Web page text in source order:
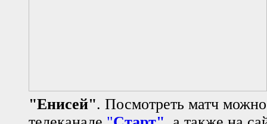
"Енисей". Посмотреть матч можно